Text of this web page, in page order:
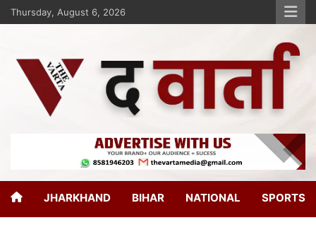
Thursday, August 6, 2026
The Varta
JHARKHAND BIHAR NATIONAL SPORTS